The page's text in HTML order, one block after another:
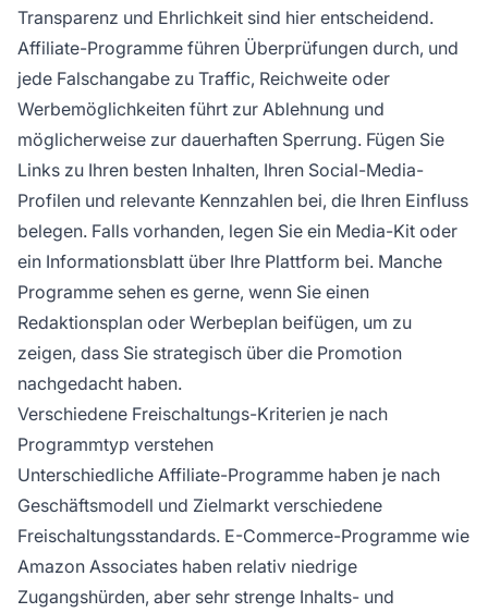
Transparenz und Ehrlichkeit sind hier entscheidend.
Affiliate-Programme führen Überprüfungen durch, und
jede Falschangabe zu Traffic, Reichweite oder
Werbemöglichkeiten führt zur Ablehnung und
möglicherweise zur dauerhaften Sperrung. Fügen Sie
Links zu Ihren besten Inhalten, Ihren Social-Media-
Profilen und relevante Kennzahlen bei, die Ihren Einfluss
belegen. Falls vorhanden, legen Sie ein Media-Kit oder
ein Informationsblatt über Ihre Plattform bei. Manche
Programme sehen es gerne, wenn Sie einen
Redaktionsplan oder Werbeplan beifügen, um zu
zeigen, dass Sie strategisch über die Promotion
nachgedacht haben.
Verschiedene Freischaltungs-Kriterien je nach
Programmtyp verstehen
Unterschiedliche Affiliate-Programme haben je nach
Geschäftsmodell und Zielmarkt verschiedene
Freischaltungsstandards. E-Commerce-Programme wie
Amazon Associates haben relativ niedrige
Zugangshürden, aber sehr strenge Inhalts- und